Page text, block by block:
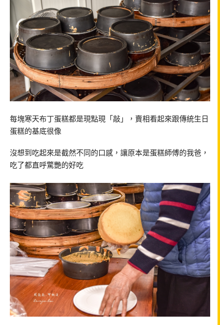
每塊寒天布丁蛋糕都是現點現「敲」，賣相看起來跟傳統生日
蛋糕的基底很像
沒想到吃起來是截然不同的口感，讓原本是蛋糕師傅的我爸，
吃了都直呼驚艷的好吃